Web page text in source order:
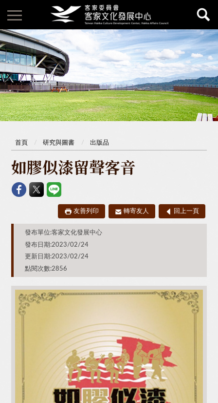
首頁 研究與圖書 出版品
如膠似漆留聲客音
友善列印 轉寄友人 回上一頁
發布單位:客家文化發展中心
發布日期:2023/02/24
更新日期:2023/02/24
點閱次數:2856